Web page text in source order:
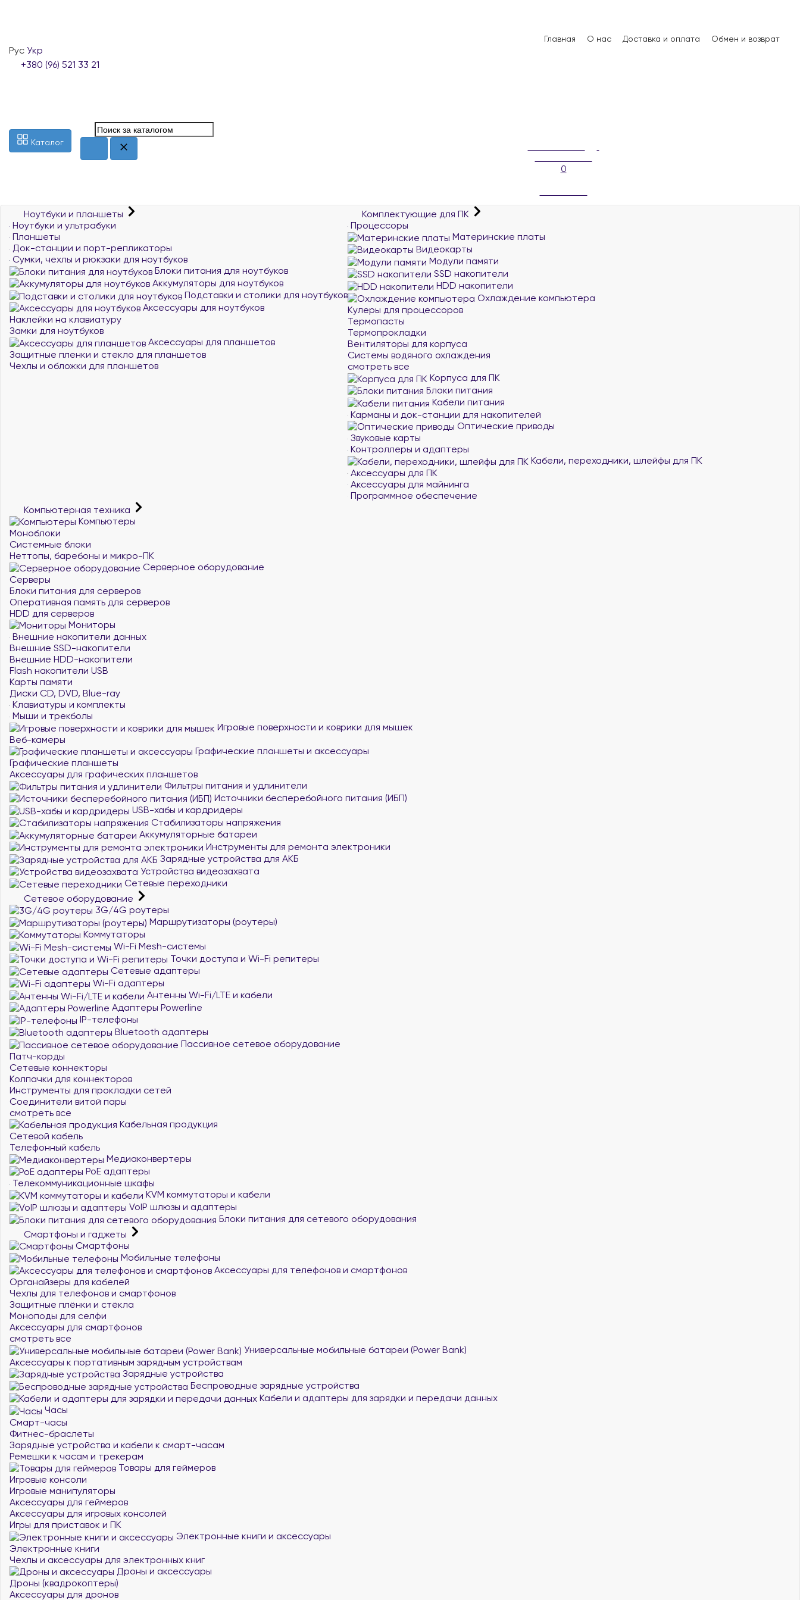
Главная О нас Доставка и оплата Обмен и возврат
Рус Укр
+380 (96) 521 33 21
Каталог
0
Ноутбуки и планшеты
Ноутбуки и ультрабуки
Планшеты
Док-станции и порт-репликаторы
Сумки, чехлы и рюкзаки для ноутбуков
Блоки питания для ноутбуков
Аккумуляторы для ноутбуков
Подставки и столики для ноутбуков
Аксессуары для ноутбуков
Наклейки на клавиатуру
Замки для ноутбуков
Аксессуары для планшетов
Защитные пленки и стекло для планшетов
Чехлы и обложки для планшетов
Комплектующие для ПК
Процессоры
Материнские платы
Видеокарты
Модули памяти
SSD накопители
HDD накопители
Охлаждение компьютера
Кулеры для процессоров
Термопасты
Термопрокладки
Вентиляторы для корпуса
Системы водяного охлаждения
смотреть все
Корпуса для ПК
Блоки питания
Кабели питания
Карманы и док-станции для накопителей
Оптические приводы
Звуковые карты
Контроллеры и адаптеры
Кабели, переходники, шлейфы для ПК
Аксессуары для ПК
Аксессуары для майнинга
Программное обеспечение
Компьютерная техника
Компьютеры
Моноблоки
Системные блоки
Неттопы, баребоны и микро-ПК
Серверное оборудование
Серверы
Блоки питания для серверов
Оперативная память для серверов
HDD для серверов
Мониторы
Внешние накопители данных
Внешние SSD-накопители
Внешние HDD-накопители
Flash накопители USB
Карты памяти
Диски CD, DVD, Blue-ray
Клавиатуры и комплекты
Мыши и трекболы
Игровые поверхности и коврики для мышек
Веб-камеры
Графические планшеты и аксессуары
Графические планшеты
Аксессуары для графических планшетов
Фильтры питания и удлинители
Источники бесперебойного питания (ИБП)
USB-хабы и кардридеры
Стабилизаторы напряжения
Аккумуляторные батареи
Инструменты для ремонта электроники
Зарядные устройства для АКБ
Устройства видеозахвата
Сетевые переходники
Сетевое оборудование
3G/4G роутеры
Маршрутизаторы (роутеры)
Коммутаторы
Wi-Fi Mesh-системы
Точки доступа и Wi-Fi репитеры
Сетевые адаптеры
Wi-Fi адаптеры
Антенны Wi-Fi/LTE и кабели
Адаптеры Powerline
IP-телефоны
Bluetooth адаптеры
Пассивное сетевое оборудование
Патч-корды
Сетевые коннекторы
Колпачки для коннекторов
Инструменты для прокладки сетей
Соединители витой пары
смотреть все
Кабельная продукция
Сетевой кабель
Телефонный кабель
Медиаконвертеры
PoE адаптеры
Телекоммуникационные шкафы
KVM коммутаторы и кабели
VoIP шлюзы и адаптеры
Блоки питания для сетевого оборудования
Смартфоны и гаджеты
Смартфоны
Мобильные телефоны
Аксессуары для телефонов и смартфонов
Органайзеры для кабелей
Чехлы для телефонов и смартфонов
Защитные плёнки и стёкла
Моноподы для селфи
Аксессуары для смартфонов
смотреть все
Универсальные мобильные батареи (Power Bank)
Аксессуары к портативным зарядным устройствам
Зарядные устройства
Беспроводные зарядные устройства
Кабели и адаптеры для зарядки и передачи данных
Часы
Смарт-часы
Фитнес-браслеты
Зарядные устройства и кабели к смарт-часам
Ремешки к часам и трекерам
Товары для геймеров
Игровые консоли
Игровые манипуляторы
Аксессуары для геймеров
Аксессуары для игровых консолей
Игры для приставок и ПК
Электронные книги и аксессуары
Электронные книги
Чехлы и аксессуары для электронных книг
Дроны и аксессуары
Дроны (квадрокоптеры)
Аксессуары для дронов